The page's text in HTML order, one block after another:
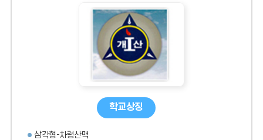
학교상징
삼각형-차령산맥